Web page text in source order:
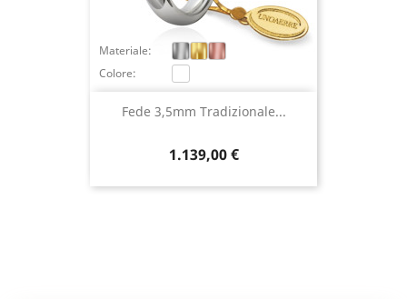
Fede 3,5mm Tradizionale...
Prezzo
1.139,00 €
Materiale:
Colore: